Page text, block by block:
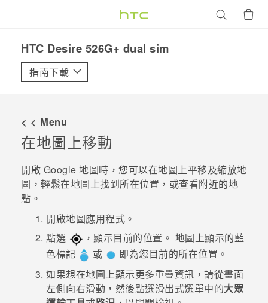
VIVE
配件
優惠專區
焦點訊息
校園專案
企業採購
銷售門市
銷售通路
支援服務
HTC Desire 526G+ dual sim‎
指南下載
< < Menu
在地圖上移動
開啟 Google 地圖時，您可以在地圖上平移及縮放地
圖，輕鬆在地圖上找到所在位置，或查看附近的地
點。
開啟地圖應用程式。
點選
，顯示目前的位置。 地圖上顯示的藍
色標記
或
即為您目前的所在位置。
如果想在地圖上顯示更多重疊資訊，請從畫面
左側向右滑動，然後點選滑出式選單中的大眾